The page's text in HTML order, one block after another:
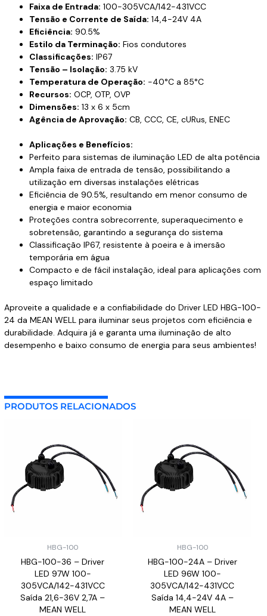
Faixa de Entrada: 100-305VCA/142-431VCC
Tensão e Corrente de Saída: 14,4-24V 4A
Eficiência: 90.5%
Estilo da Terminação: Fios condutores
Classificações: IP67
Tensão – Isolação: 3.75 kV
Temperatura de Operação: -40°C a 85°C
Recursos: OCP, OTP, OVP
Dimensões: 13 x 6 x 5cm
Agência de Aprovação: CB, CCC, CE, cURus, ENEC
Aplicações e Benefícios:
Perfeito para sistemas de iluminação LED de alta potência
Ampla faixa de entrada de tensão, possibilitando a
utilização em diversas instalações elétricas
Eficiência de 90.5%, resultando em menor consumo de
energia e maior economia
Proteções contra sobrecorrente, superaquecimento e
sobretensão, garantindo a segurança do sistema
Classificação IP67, resistente à poeira e à imersão
temporária em água
Compacto e de fácil instalação, ideal para aplicações com
espaço limitado
Aproveite a qualidade e a confiabilidade do Driver LED HBG-100-
24 da MEAN WELL para iluminar seus projetos com eficiência e
durabilidade. Adquira já e garanta uma iluminação de alto
desempenho e baixo consumo de energia para seus ambientes!
PRODUTOS RELACIONADOS
HBG-100
HBG-100-36 – Driver
LED 97W 100-
305VCA/142-431VCC
Saída 21,6-36V 2,7A –
MEAN WELL
HBG-100
HBG-100-24A – Driver
LED 96W 100-
305VCA/142-431VCC
Saída 14,4-24V 4A –
MEAN WELL